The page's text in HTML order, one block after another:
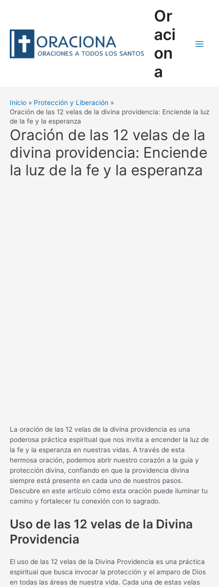
Or
aci
on
a
Inicio
Protección y Liberación
Oración de las 12 velas de la divina providencia: Enciende la luz
de la fe y la esperanza
Oración de las 12 velas de la
divina providencia: Enciende
la luz de la fe y la esperanza
La oración de las 12 velas de la divina providencia es una
poderosa práctica espiritual que nos invita a encender la luz de
la fe y la esperanza en nuestras vidas. A través de esta
hermosa oración, podemos abrir nuestro corazón a la guía y
protección divina, confiando en que la providencia divina
siempre está presente en cada uno de nuestros pasos.
Descubre en este artículo cómo esta oración puede iluminar tu
camino y fortalecer tu conexión con lo sagrado.
Uso de las 12 velas de la Divina
Providencia
El uso de las 12 velas de la Divina Providencia es una práctica
espiritual que busca invocar la protección y el amparo de Dios
en todas las áreas de nuestra vida. Cada una de estas velas